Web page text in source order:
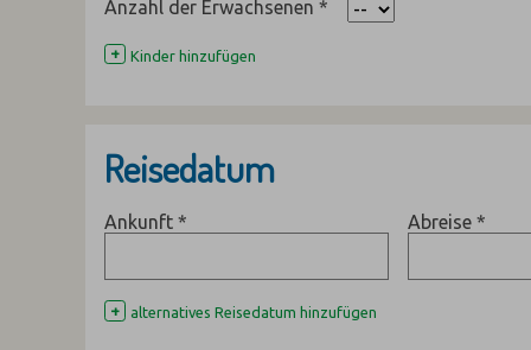
Anzahl der Erwachsenen *
+ Kinder hinzufügen
Reisedatum
Ankunft * Abreise *
+ alternatives Reisedatum hinzufügen